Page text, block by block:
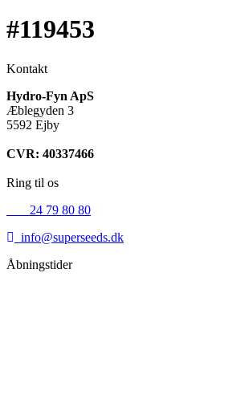
#119453
Kontakt
Hydro-Fyn ApS
Æblegyden 3
5592 Ejby
CVR: 40337466
Ring til os
24 79 80 80
info@superseeds.dk
Åbningstider